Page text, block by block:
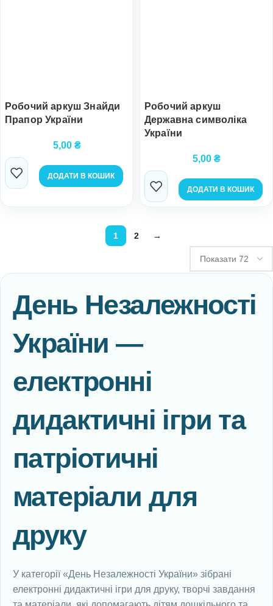
Робочий аркуш Знайди
Прапор України
5,00 ₴
ДОДАТИ В КОШИК
Робочий аркуш
Державна символіка
України
5,00 ₴
ДОДАТИ В КОШИК
1 2 →
День Незалежності
України —
електронні
дидактичні ігри та
патріотичні
матеріали для
друку
У категорії «День Незалежності України» зібрані
електронні дидактичні ігри для друку, творчі завдання